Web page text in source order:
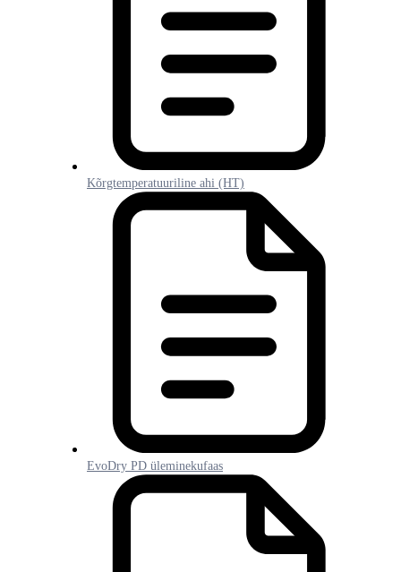
Kõrgtemperatuuriline ahi (HT)
EvoDry PD üleminekufaas